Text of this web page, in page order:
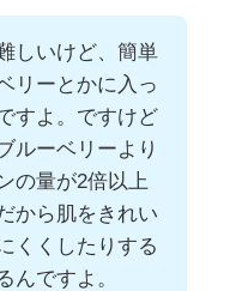
しいけど、簡単
リーとかに入っ
すよ。ですけど
ルーベリーより
の量が2倍以上
から肌をきれい
くくしたりする
んですよ。